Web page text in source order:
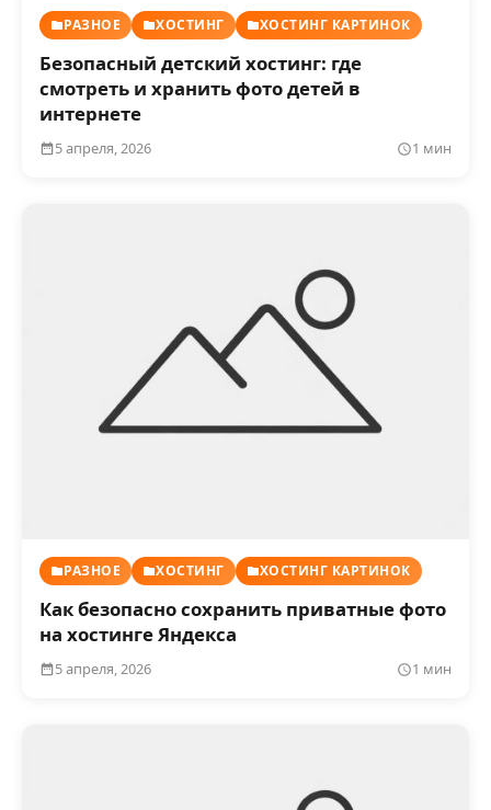
РАЗНОЕ ХОСТИНГ ХОСТИНГ КАРТИНОК
Безопасный детский хостинг: где
смотреть и хранить фото детей в
интернете
5 апреля, 2026 1 мин
РАЗНОЕ ХОСТИНГ ХОСТИНГ КАРТИНОК
Как безопасно сохранить приватные фото
на хостинге Яндекса
5 апреля, 2026 1 мин